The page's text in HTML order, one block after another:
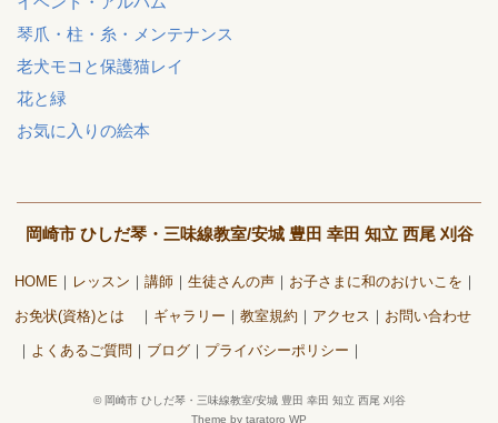
琴爪・柱・糸・メンテナンス
老犬モコと保護猫レイ
花と緑
お気に入りの絵本
岡崎市 ひしだ琴・三味線教室/安城 豊田 幸田 知立 西尾 刈谷
HOME レッスン 講師 生徒さんの声 お子さまに和のおけいこを
お免状(資格)とは ギャラリー 教室規約 アクセス お問い合わせ
よくあるご質問 ブログ プライバシーポリシー
© 岡崎市 ひしだ琴・三味線教室/安城 豊田 幸田 知立 西尾 刈谷
Theme by taratoro WP